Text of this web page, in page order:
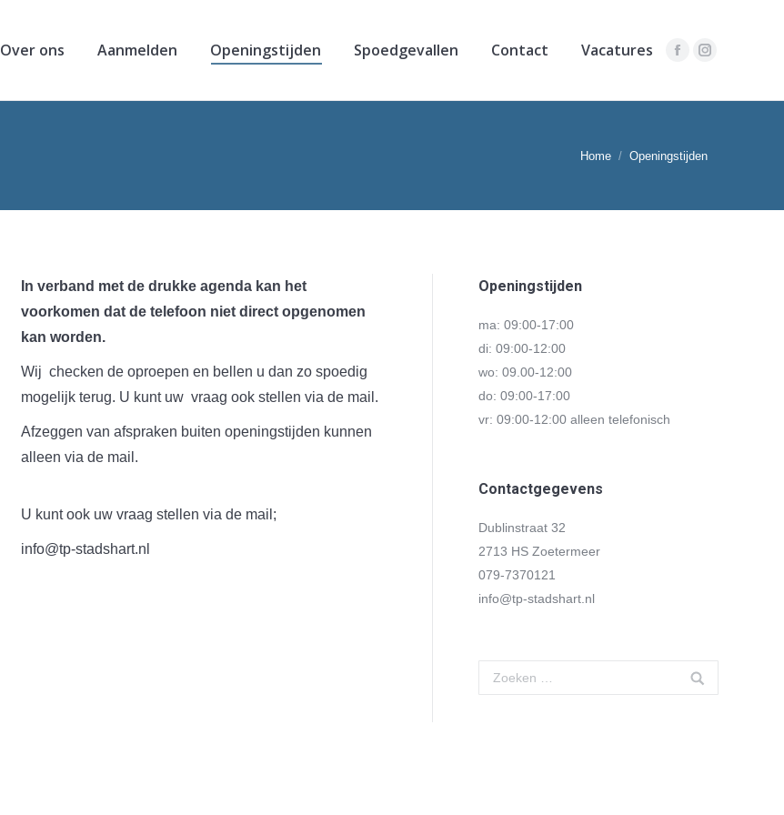
Over ons Aanmelden Openingstijden Spoedgevallen Contact Vacatures FacebookInstagram
Home Openingstijden
In verband met de drukke agenda kan het
voorkomen dat de telefoon niet direct opgenomen
kan worden.
Wij checken de oproepen en bellen u dan zo spoedig
mogelijk terug. U kunt uw vraag ook stellen via de mail.
Afzeggen van afspraken buiten openingstijden kunnen
alleen via de mail.
U kunt ook uw vraag stellen via de mail;
info@tp-stadshart.nl
Openingstijden
ma: 09:00-17:00
di: 09:00-12:00
wo: 09.00-12:00
do: 09:00-17:00
vr: 09:00-12:00 alleen telefonisch
Contactgegevens
Dublinstraat 32
2713 HS Zoetermeer
079-7370121
info@tp-stadshart.nl
Search: